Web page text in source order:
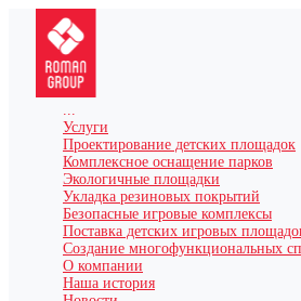
...
Услуги
Проектирование детских площадок
Комплексное оснащение парков
Экологичные площадки
Укладка резиновых покрытий
Безопасные игровые комплексы
Поставка детских игровых
Создание многофункциональных
О компании
Наша история